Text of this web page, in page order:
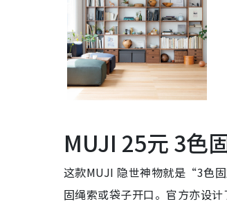
MUJI 25元 3色
这款MUJI 隐世神物就是“3色
固绳索或袋子开口。官方亦设